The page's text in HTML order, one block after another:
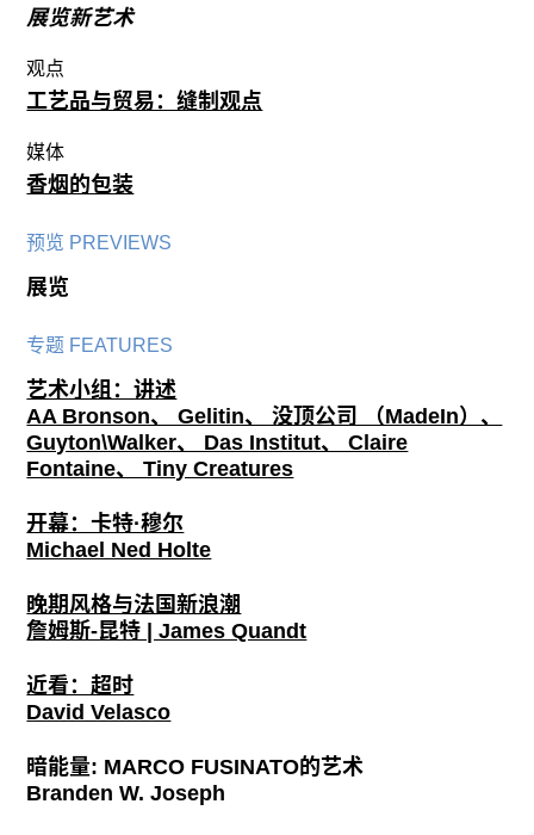
展览新艺术
观点
工艺品与贸易：缝制观点
媒体
香烟的包装
预览 PREVIEWS
展览
专题 FEATURES
艺术小组：讲述
AA Bronson、 Gelitin、 没顶公司 （MadeIn）、
Guyton\Walker、 Das Institut、 Claire
Fontaine、 Tiny Creatures
开幕：卡特·穆尔
Michael Ned Holte
晚期风格与法国新浪潮
詹姆斯-昆特 | James Quandt
近看：超时
David Velasco
暗能量: MARCO FUSINATO的艺术
Branden W. Joseph